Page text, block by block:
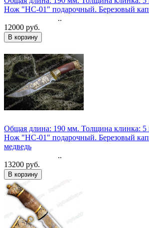
Нож "НС-01" подарочный. Березовый
..
12000 руб.
Общая длина: 190 мм. Толщина клинка: 5
Нож "НС-01" подарочный. Березовый
медведь
..
13200 руб.